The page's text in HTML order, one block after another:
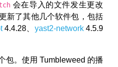
会在导入的文件发生更改
新了其他几个软件包，包括
4.4.28、 yast2-network4.5.9
包。使用 Tumbleweed 的播